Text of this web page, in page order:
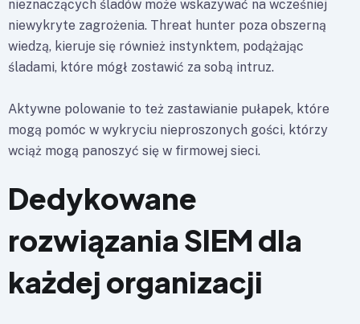
nieznaczących śladów może wskazywać na wcześniej
niewykryte zagrożenia. Threat hunter poza obszerną
wiedzą, kieruje się również instynktem, podążając
śladami, które mógł zostawić za sobą intruz.
Aktywne polowanie to też zastawianie pułapek, które
mogą pomóc w wykryciu nieproszonych gości, którzy
wciąż mogą panoszyć się w firmowej sieci.
Dedykowane
rozwiązania SIEM dla
każdej organizacji